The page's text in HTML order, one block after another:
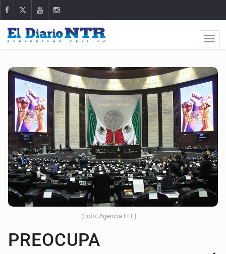
(Foto: Agencia EFE)
PREOCUPA